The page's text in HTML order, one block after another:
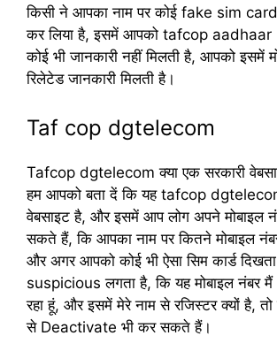
किसी ने आपका नाम पर कोई fake sim card
कर लिया है, इसमें आपको tafcop aadhaar
कोई भी जानकारी नहीं मिलती है, आपको इसमें
रिलेटेड जानकारी मिलती है।
Taf cop dgtelecom
Tafcop dgtelecom क्या एक सरकारी
हम आपको बता दें कि यह tafcop
वेबसाइट है, और इसमें आप लोग अपने मोबाइल
सकते हैं, कि आपका नाम पर कितने मोबाइल
और अगर आपको कोई भी ऐसा सिम कार्ड
suspicious लगता है, कि यह मोबाइल नंबर मैं
रहा हूं, और इसमें मेरे नाम से रजिस्टर क्यों है,
से Deactivate भी कर सकते हैं।